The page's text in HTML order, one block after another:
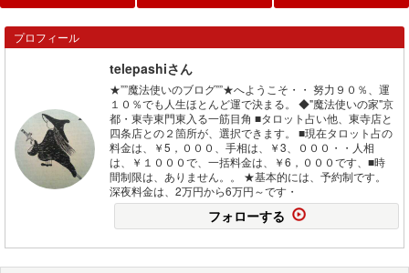
プロフィール
telepashiさん
★””魔法使いのブログ””★へようこそ・・ 努力９０％、運
１０％でも人生ほとんど運で決まる。 ◆"魔法使いの家"京
都・東寺東門東入る一筋目角 ■タロット占い他、東寺店と
四条店との２箇所が、選択できます。 ■現在タロット占の
料金は、￥5，０００、手相は、￥3、０００・・人相
は、￥１０００で、一括料金は、￥6，０００です、■時
間制限は、ありません。。 ★基本的には、予約制です。
深夜料金は、2万円から6万円～です・
フォローする